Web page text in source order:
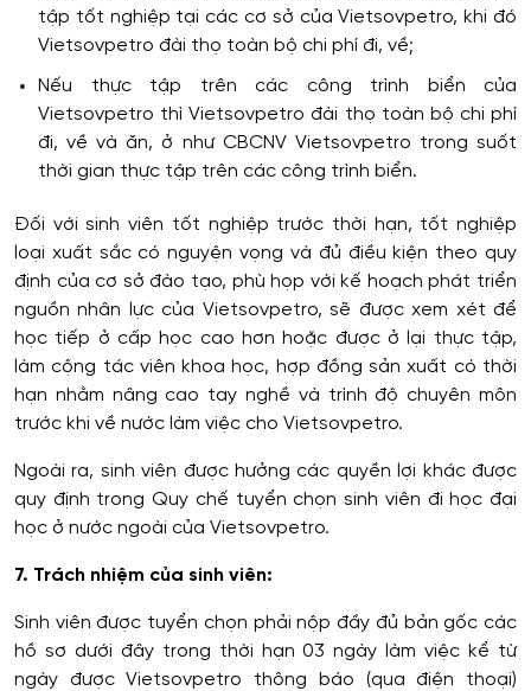
tập tốt nghiệp tại các cơ sở của Vietsovpetro, khi đó
Vietsovpetro đài thọ toàn bộ chi phí đi, về;
Nếu thực tập trên các công trình biển của
Vietsovpetro thì Vietsovpetro đài thọ toàn bộ chi phí
đi, về và ăn, ở như CBCNV Vietsovpetro trong suốt
thời gian thực tập trên các công trình biển.
Đối với sinh viên tốt nghiệp trước thời hạn, tốt nghiệp
loại xuất sắc có nguyện vọng và đủ điều kiện theo quy
định của cơ sở đào tạo, phù họp với kế hoạch phát triển
nguồn nhân lực của Vietsovpetro, sẽ được xem xét để
học tiếp ở cấp học cao hơn hoặc được ở lại thực tập,
làm cộng tác viên khoa học, hợp đồng sản xuất có thời
hạn nhằm nâng cao tay nghề và trình độ chuyên môn
trước khi về nước làm việc cho Vietsovpetro.
Ngoài ra, sinh viên được hưởng các quyền lợi khác được
quy định trong Quy chế tuyển chọn sinh viên đi học đại
học ở nước ngoài của Vietsovpetro.
7. Trách nhiệm của sinh viên:
Sinh viên được tuyển chọn phải nộp đầy đủ bản gốc các
hồ sơ dưới đây trong thời hạn 03 ngày làm việc kể từ
ngày được Vietsovpetro thông báo (qua điện thoại)